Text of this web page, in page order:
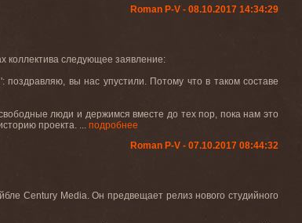
Roman P-V - 08.10.2017 14:34:29
коллектива следующее заявление:
вы нас упустили. Потому что в таком составе
люди и держимся вместе до тех пор, пока нам это
проекта. ... подробнее
Roman P-V - 07.10.2017 08:44:32
Century Media.Он предвещает релиз нового студийного